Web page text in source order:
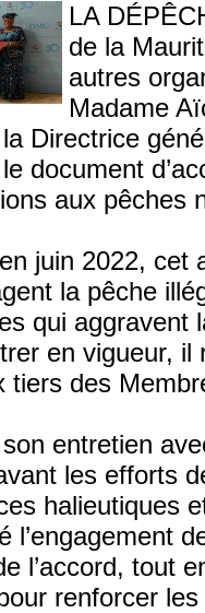
LA
de la
autres
Madame
Directrice
document
aux pêches
juin 2022, cet
la pêche
qui aggravent
en vigueur, il
tiers des
entretien
les efforts
halieutiques
l’engagement
l’accord, tout
renforcer